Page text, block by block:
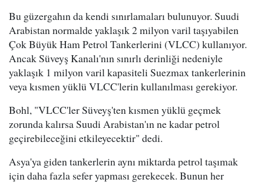
Bu güzergahın da kendi sınırlamaları bulunuyor. Suudi
Arabistan normalde yaklaşık 2 milyon varil taşıyabilen
Çok Büyük Ham Petrol Tankerlerini (VLCC) kullanıyor.
Ancak Süveyş Kanalı'nın sınırlı derinliği nedeniyle
yaklaşık 1 milyon varil kapasiteli Suezmax tankerlerinin
veya kısmen yüklü VLCC'lerin kullanılması gerekiyor.
Bohl, "VLCC'ler Süveyş'ten kısmen yüklü geçmek
zorunda kalırsa Suudi Arabistan'ın ne kadar petrol
geçirebileceğini etkileyecektir" dedi.
Asya'ya giden tankerlerin aynı miktarda petrol taşımak
için daha fazla sefer yapması gerekecek. Bunun her